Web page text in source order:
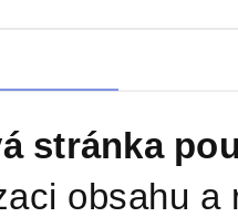
stránka
obsahu